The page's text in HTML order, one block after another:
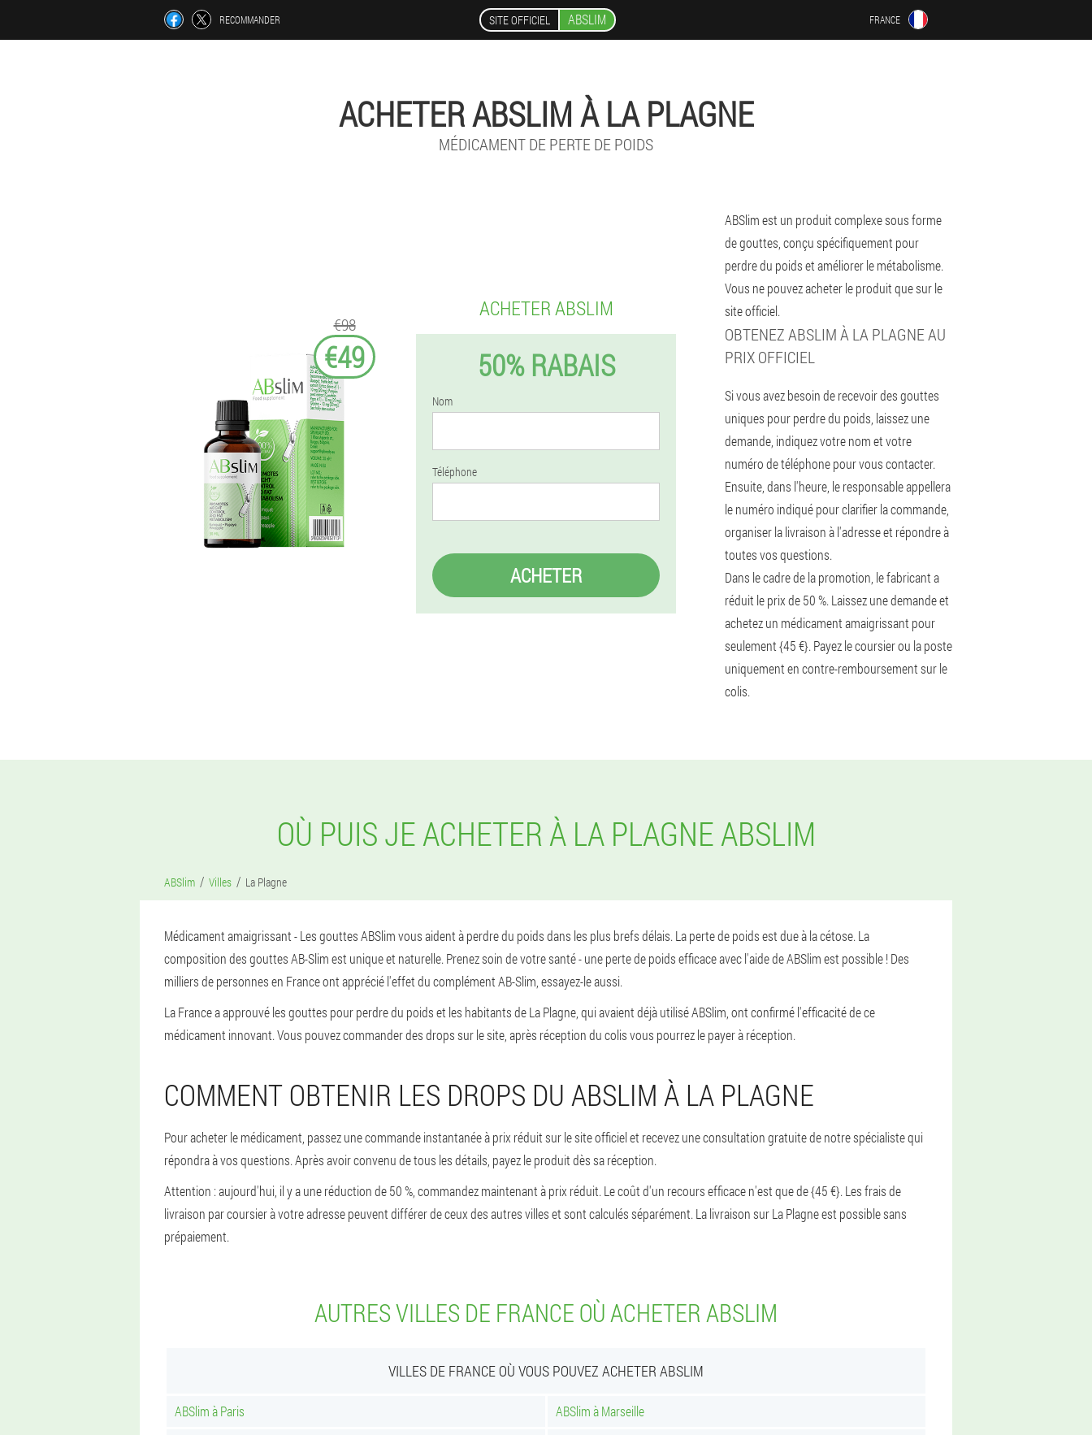
RECOMMANDER SITE OFFICIEL ABSLIM FRANCE
ACHETER ABSLIM À LA PLAGNE
MÉDICAMENT DE PERTE DE POIDS
€98
€49
ACHETER ABSLIM
50% RABAIS
Nom
Téléphone
ACHETER
ABSlim est un produit complexe sous forme
de gouttes, conçu spécifiquement pour
perdre du poids et améliorer le métabolisme.
Vous ne pouvez acheter le produit que sur le
site officiel.
OBTENEZ ABSLIM À LA PLAGNE AU
PRIX OFFICIEL
Si vous avez besoin de recevoir des gouttes
uniques pour perdre du poids, laissez une
demande, indiquez votre nom et votre
numéro de téléphone pour vous contacter.
Ensuite, dans l'heure, le responsable appellera
le numéro indiqué pour clarifier la commande,
organiser la livraison à l'adresse et répondre à
toutes vos questions.
Dans le cadre de la promotion, le fabricant a
réduit le prix de 50 %. Laissez une demande et
achetez un médicament amaigrissant pour
seulement {45 €}. Payez le coursier ou la poste
uniquement en contre-remboursement sur le
colis.
OÙ PUIS JE ACHETER À LA PLAGNE ABSLIM
ABSlim Villes La Plagne
Médicament amaigrissant - Les gouttes ABSlim vous aident à perdre du poids dans les plus brefs délais. La perte de poids est due à la cétose. La
composition des gouttes AB-Slim est unique et naturelle. Prenez soin de votre santé - une perte de poids efficace avec l'aide de ABSlim est possible ! Des
milliers de personnes en France ont apprécié l'effet du complément AB-Slim, essayez-le aussi.
La France a approuvé les gouttes pour perdre du poids et les habitants de La Plagne, qui avaient déjà utilisé ABSlim, ont confirmé l'efficacité de ce
médicament innovant. Vous pouvez commander des drops sur le site, après réception du colis vous pourrez le payer à réception.
COMMENT OBTENIR LES DROPS DU ABSLIM À LA PLAGNE
Pour acheter le médicament, passez une commande instantanée à prix réduit sur le site officiel et recevez une consultation gratuite de notre spécialiste qui
répondra à vos questions. Après avoir convenu de tous les détails, payez le produit dès sa réception.
Attention : aujourd'hui, il y a une réduction de 50 %, commandez maintenant à prix réduit. Le coût d'un recours efficace n'est que de {45 €}. Les frais de
livraison par coursier à votre adresse peuvent différer de ceux des autres villes et sont calculés séparément. La livraison sur La Plagne est possible sans
prépaiement.
AUTRES VILLES DE FRANCE OÙ ACHETER ABSLIM
VILLES DE FRANCE OÙ VOUS POUVEZ ACHETER ABSLIM
ABSlim à Paris
ABSlim à Marseille